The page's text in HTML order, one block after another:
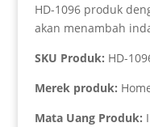
HD-1096 produk
akan menambah
SKU Produk: HD-
Merek produk:
Mata Uang Produk: